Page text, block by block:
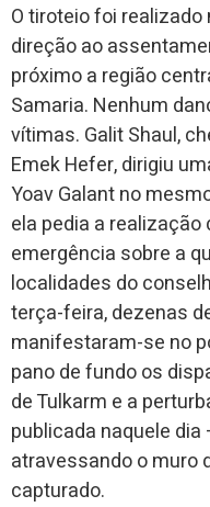
O tiroteio foi
direção ao
próximo a região
Samaria. Nenhum
vítimas. Galit Shaul,
Emek Hefer, dirigiu
Yoav Galant no
ela pedia a
emergência sobre a
localidades do
terça-feira, dezenas
manifestaram-se no
pano de fundo os
de Tulkarm e a
publicada naquele
atravessando o muro
capturado.